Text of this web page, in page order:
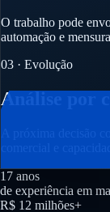
O trabalho pode
automação e
03 · Evolução
Análise por
A próxima decisão
comercial e
17 anos
de experiência em
R$ 12 milhões+